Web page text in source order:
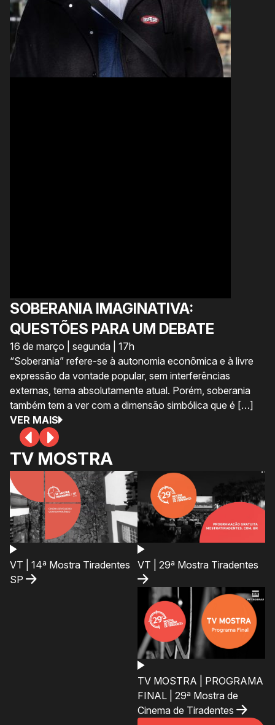
SOBERANIA IMAGINATIVA:
QUESTÕES PARA UM DEBATE
16 de março | segunda | 17h
“Soberania” refere-se à autonomia econômica e à livre
expressão da vontade popular, sem interferências
externas, tema absolutamente atual. Porém, soberania
também tem a ver com a dimensão simbólica que é […]
VER MAIS
TV MOSTRA
VT | 14ª Mostra Tiradentes
SP
VT | 29ª Mostra Tiradentes
TV MOSTRA | PROGRAMA
FINAL | 29ª Mostra de
Cinema de Tiradentes